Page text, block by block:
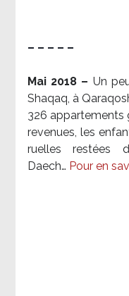
– – – – –
Mai 2018 – Un
Shaqaq, à
326 appartements
revenues, les
ruelles restées
Daech… Pour en